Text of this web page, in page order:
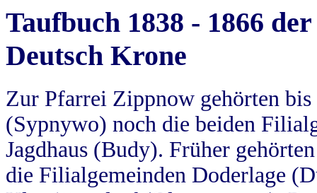
Taufbuch 1838 - 1866
Deutsch Krone
Zur Pfarrei Zippnow gehörten
(Sypnywo) noch die beiden
Jagdhaus (Budy). Früher
die Filialgemeinden Doderlage